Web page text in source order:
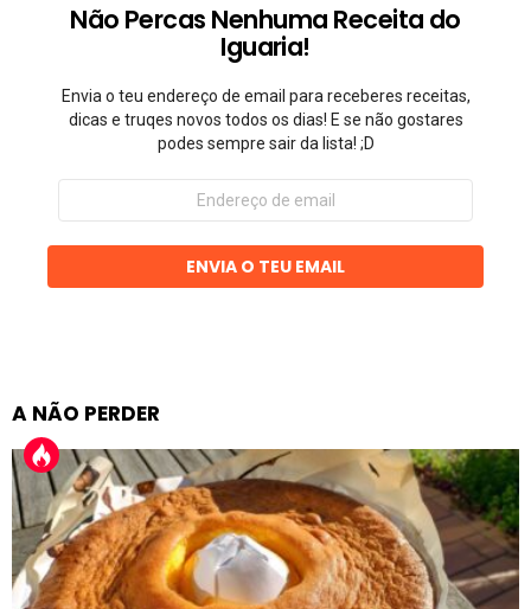
Não Percas Nenhuma Receita do
Iguaria!
Envia o teu endereço de email para receberes receitas,
dicas e truqes novos todos os dias! E se não gostares
podes sempre sair da lista! ;D
Endereço
email
ENVIA O TEU EMAIL
A NÃO PERDER